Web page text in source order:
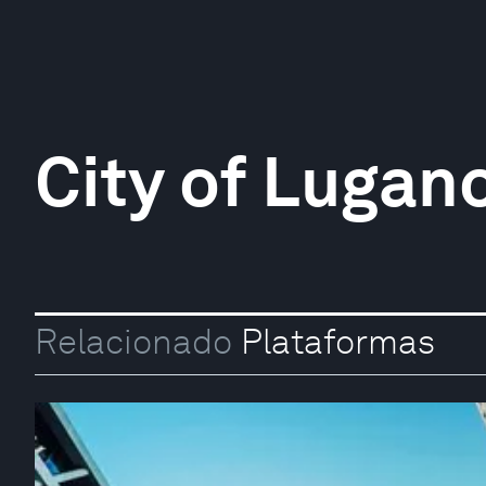
City of
Relacionado Plataformas